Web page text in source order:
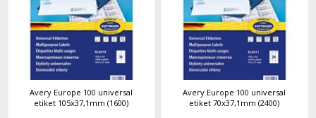
Avery Europe 100 universal
etiket 105x37,1mm (1600)
Avery Europe 100 universal
etiket 70x37,1mm (2400)